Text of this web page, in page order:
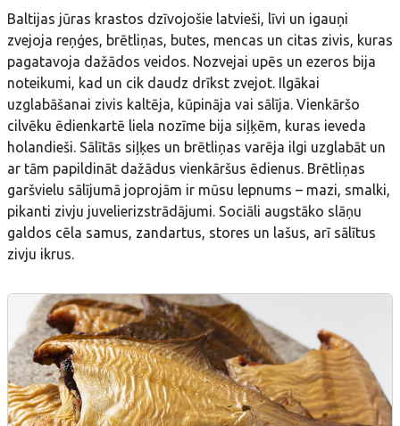
Baltijas jūras krastos dzīvojošie latvieši, līvi un igauņi
zvejoja reņģes, brētliņas, butes, mencas un citas zivis, kuras
pagatavoja dažādos veidos. Nozvejai upēs un ezeros bija
noteikumi, kad un cik daudz drīkst zvejot. Ilgākai
uzglabāšanai zivis kaltēja, kūpināja vai sālīja. Vienkāršo
cilvēku ēdienkartē liela nozīme bija siļķēm, kuras ieveda
holandieši. Sālītās siļķes un brētliņas varēja ilgi uzglabāt un
ar tām papildināt dažādus vienkāršus ēdienus. Brētliņas
garšvielu sālījumā joprojām ir mūsu lepnums – mazi, smalki,
pikanti zivju juvelierizstrādājumi. Sociāli augstāko slāņu
galdos cēla samus, zandartus, stores un lašus, arī sālītus
zivju ikrus.